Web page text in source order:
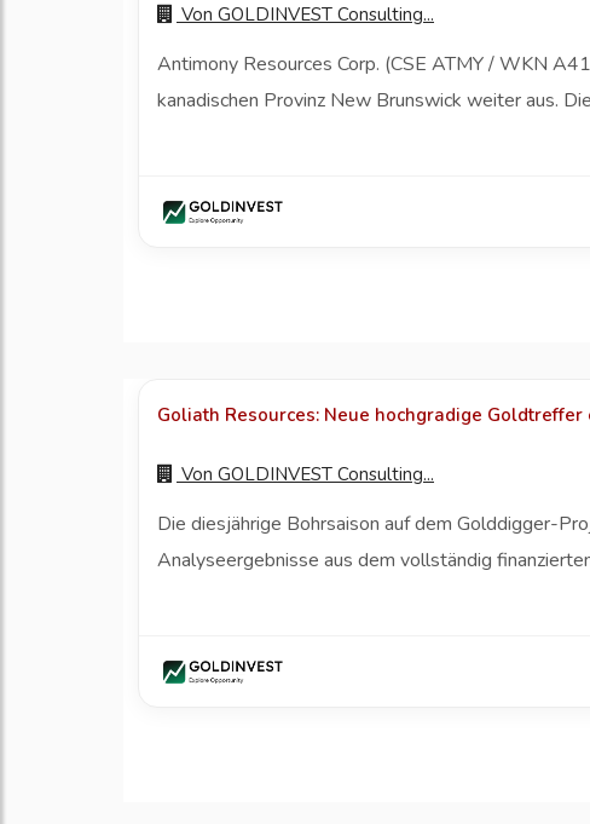
Von GOLDINVEST Consulting...
Antimony Resources Corp. (CSE ATMY / WKN
kanadischen Provinz New Brunswick weiter aus.
Goliath Resources: Neue hochgradige
Von GOLDINVEST Consulting...
Die diesjährige Bohrsaison auf dem Golddigger-
Analyseergebnisse aus dem vollständig